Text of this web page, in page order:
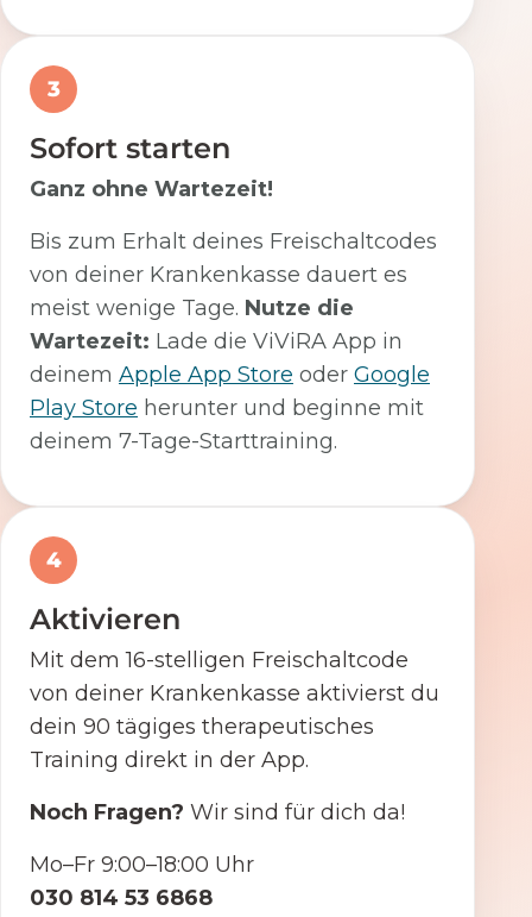
3
Sofort starten
Ganz ohne Wartezeit!
Bis zum Erhalt deines Freischaltcodes
von deiner Krankenkasse dauert es
meist wenige Tage. Nutze die
Wartezeit: Lade die ViViRA App in
deinem Apple App Store oder Google
Play Store herunter und beginne mit
deinem 7-Tage-Starttraining.
4
Aktivieren
Mit dem 16-stelligen Freischaltcode
von deiner Krankenkasse aktivierst du
dein 90 tägiges therapeutisches
Training direkt in der App.
Noch Fragen? Wir sind für dich da!
Mo–Fr 9:00–18:00 Uhr
030 814 53 6868